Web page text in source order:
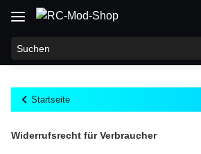
Startseite
Widerrufsrecht für Verbraucher